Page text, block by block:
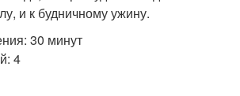
и к будничному ужину.
30 минут
4